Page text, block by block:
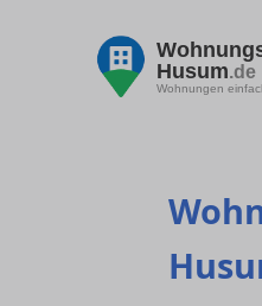
Husum.de
Wohnungen